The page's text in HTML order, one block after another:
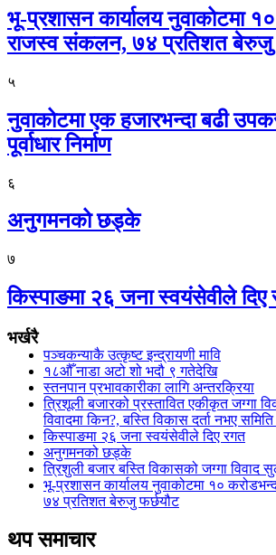
भू-प्रशासन कार्यालय नुवाकोटमा
राजस्व संकलन, ७४ प्रतिशत बेरुजु
५
नुवाकोटमा एक हजारभन्दा बढी
पूर्वाधार निर्माण
६
अनुगमनको छड्के
७
किस्पाङमा २६ जना स्वयंसेवीले दिए
भर्खरै
पञ्चकन्याकै उत्कृष्ट इन्द्रायणी मावि
१८औँ नाडा अटो शो भदौ ९ गतेदेखि
स्तनपान प्रभावकारीका लागि अन्तरक्रिया
त्रिशूली बजारको प्रस्तावित एकीकृत जग्गा
विवादमा किन?, बस्ति विकास दर्ता नभए
किस्पाङमा २६ जना स्वयंसेवीले दिए रगत
अनुगमनको छड्के
त्रिशुली बजार बस्ति विकासको जग्गा विवाद
भू-प्रशासन कार्यालय नुवाकोटमा १०
७४ प्रतिशत बेरुजु फर्छयौट
थप समाचार